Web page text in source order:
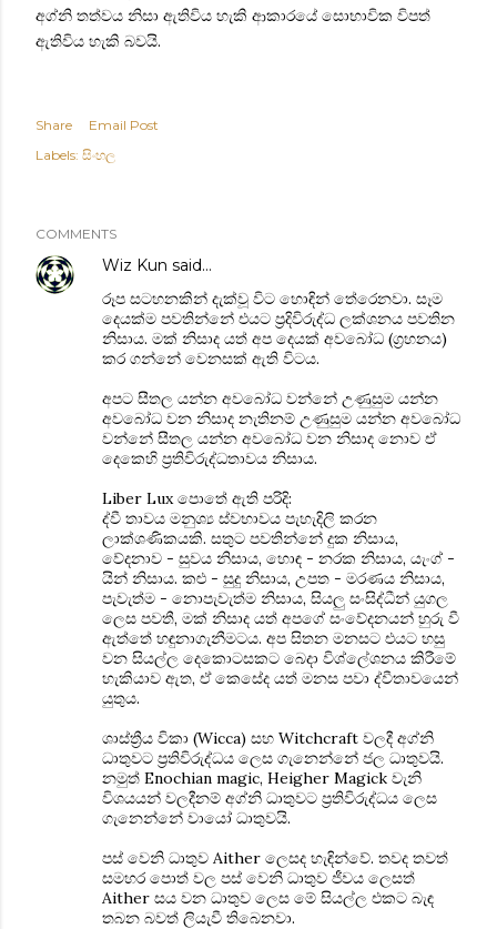
අග්නි තත්වය නිසා ඇතිවිය හැකි ආකාරයේ ‍සොභාවික විපත්
ඇතිවිය හැකි බවයි.
Share
Email Post
Labels: සිංහල
COMMENTS
Wiz Kun said…
රූප සටහනකින් දැක්වූ විට හොඳින් තේරෙනවා. සෑම
දෙයක්ම පවතින්නේ එයට ප්‍රදිවිරුද්ධ ලක්ශනය පවතින
නිසාය. මක් නිසාද යත් අප දෙයක් අවබෝධ (ග්‍රහනය)
කර ගන්නේ වෙනසක් ඇති විටය.
අපට සීතල යන්න අවබෝධ වන්නේ උණුසුම යන්න
අවබෝධ වන නිසාද නැතිනම් උණුසුම යන්න අවබෝධ
වන්නේ සීතල යන්න අවබෝධ වන නිසාද නොව ඒ
දෙකෙහි ප්‍රතිවිරුද්ධතාවය නිසාය.
Liber Lux පොතේ ඇති පරිදි:
ද්වී තාවය මනුශ්‍ය ස්වභාවය පැහැදිලි කරන
ලාක්ශණිකයකි. සතුට පවතින්නේ දුක නිසාය,
වේදනාව - සුවය නිසාය, හොඳ - නරක නිසාය, යැංග් -
යින් නිසාය. කළු - සුදු නිසාය, උපත - මරණය නිසාය,
පැවැත්ම - නොපැවැත්ම නිසාය, සියලු සංසිද්ධීන් යුගල
ලෙස පවතී, මක් නිසාද යත් අපගේ සංවේදනයන් හුරු වී
ඇත්තේ හඳුනාගැනීමටය. අප සිතන මනසට එයට හසු
වන සියල්ල දෙකොටසකට බෙදා විශ්ලේශනය කිරීමේ
හැකියාව ඇත, ඒ කෙසේද යත් මනස පවා ද්වීතාවයෙන්
යුතුය.
ශාස්ත්‍රීය විකා (Wicca) සහ Witchcraft වලදී අග්නි
ධාතුවට ප්‍රතිවිරුද්ධය ලෙස ගැනෙන්නේ ජල ධාතුවයි.
නමුත් Enochian magic, Heigher Magick වැනි
විශයයන් වලදීනම් අග්නි ධාතුවට ප්‍රතිවිරුද්ධය ලෙස
ගැනෙන්නේ වායෝ ධාතුවයි.
පස් වෙනි ධාතුව Aither ලෙසද හැඳින්වේ. තවද තවත්
සමහර පොත් වල පස් වෙනි ධාතුව ජීවය ලෙසත්
Aither සය වන ධාතුව ලෙස මේ සියල්ල එකට බැඳ
තබන බවත් ලියැවී තිබෙනවා.